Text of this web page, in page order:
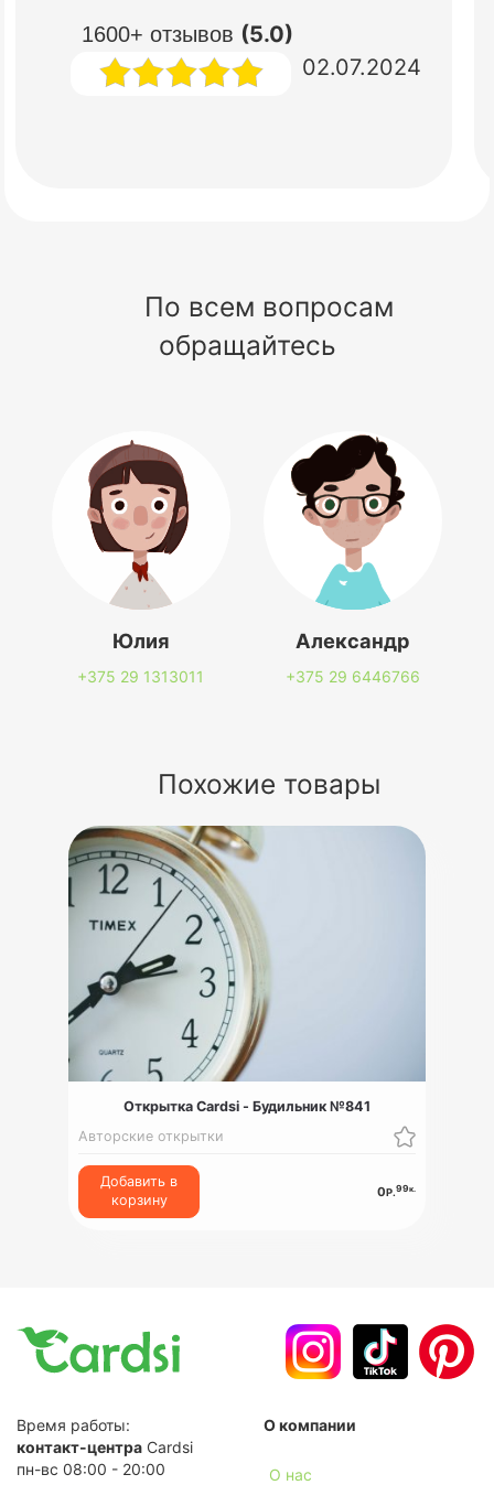
1600+ отзывов (5.0)
02.07.2024
По всем вопросам
обращайтесь
Юлия
+375 29 1313011
Александр
+375 29 6446766
Похожие товары
Открытка Cardsi - Будильник №841
Авторские открытки
Добавить в
корзину
0Р.99к.
Время работы:
контакт-центра Cardsi
пн-вс 08:00 - 20:00
О компании
О нас